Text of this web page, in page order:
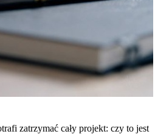
zatrzymać cały projekt: czy to jest